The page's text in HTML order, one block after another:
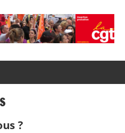
CGT
insertion
?